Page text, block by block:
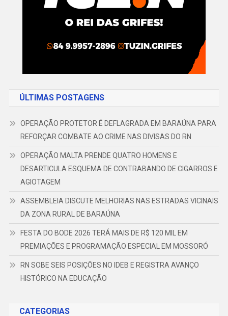
ÚLTIMAS POSTAGENS
OPERAÇÃO PROTETOR É DEFLAGRADA EM BARAÚNA PARA
REFORÇAR COMBATE AO CRIME NAS DIVISAS DO RN
OPERAÇÃO MALTA PRENDE QUATRO HOMENS E
DESARTICULA ESQUEMA DE CONTRABANDO DE CIGARROS E
AGIOTAGEM
ASSEMBLEIA DISCUTE MELHORIAS NAS ESTRADAS VICINAIS
DA ZONA RURAL DE BARAÚNA
FESTA DO BODE 2026 TERÁ MAIS DE R$ 120 MIL EM
PREMIAÇÕES E PROGRAMAÇÃO ESPECIAL EM MOSSORÓ
RN SOBE SEIS POSIÇÕES NO IDEB E REGISTRA AVANÇO
HISTÓRICO NA EDUCAÇÃO
CATEGORIAS